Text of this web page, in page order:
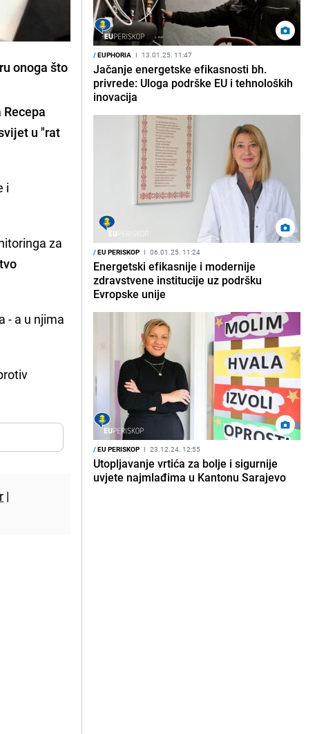
onoga što
Recepa
u "rat
i
za
- a u njima
|
/EUPHORIA I 13.01.25. 11:47
Jačanje energetske efikasnosti bh.
privrede: Uloga podrške EU i tehnoloških
inovacija
/EU PERISKOP I 06.01.25. 11:24
Energetski efikasnije i modernije
zdravstvene institucije uz podršku
Evropske unije
/EU PERISKOP I 23.12.24. 12:55
Utopljavanje vrtića za bolje i sigurnije
uvjete najmlađima u Kantonu Sarajevo